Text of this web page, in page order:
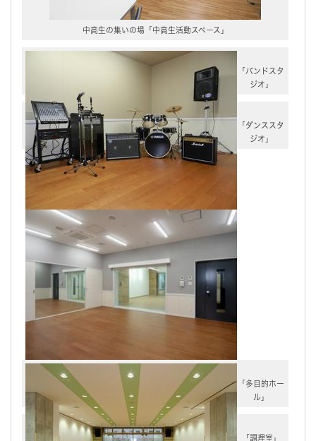
中高生の集いの場「中高生活動スペース」
「バンドスタ
ジオ」
「ダンススタ
ジオ」
「多目的ホー
ル」
「調理室」